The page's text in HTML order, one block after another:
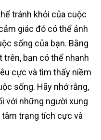
tránh khỏi của cuộc
giác đó có thể ảnh
sống của bạn. Bằng
trên, bạn có thể nhanh
cực và tìm thấy niềm
sống. Hãy nhớ rằng,
với những người xung
tâm trạng tích cực và